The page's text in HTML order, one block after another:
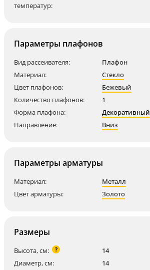
температур:
Параметры плафонов
Вид рассеивателя:
Плафон
Материал:
Стекло
Цвет плафонов:
Бежевый
Количество плафонов:
1
Форма плафона:
Декоративный
Направление:
Вниз
Параметры арматуры
Материал:
Металл
Цвет арматуры:
Золото
Размеры
Высота, см: ?
14
Диаметр, см:
14